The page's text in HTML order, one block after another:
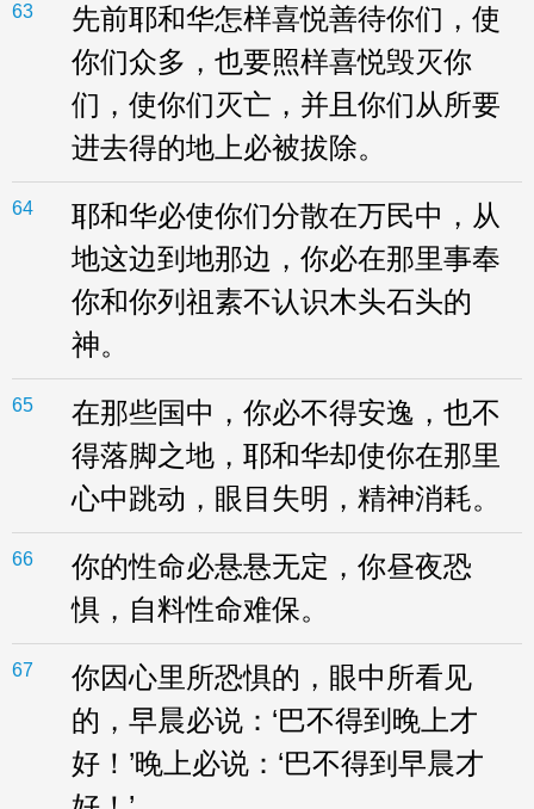
63
先前耶和华怎样喜悦善待你们，使
你们众多，也要照样喜悦毁灭你
们，使你们灭亡，并且你们从所要
进去得的地上必被拔除。
64
耶和华必使你们分散在万民中，从
地这边到地那边，你必在那里事奉
你和你列祖素不认识木头石头的
神。
65
在那些国中，你必不得安逸，也不
得落脚之地，耶和华却使你在那里
心中跳动，眼目失明，精神消耗。
66
你的性命必悬悬无定，你昼夜恐
惧，自料性命难保。
67
你因心里所恐惧的，眼中所看见
的，早晨必说：‘巴不得到晚上才
好！’晚上必说：‘巴不得到早晨才